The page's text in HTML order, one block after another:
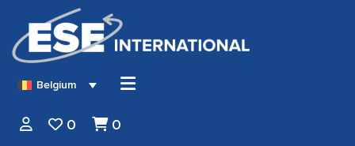
Belgium
0 0